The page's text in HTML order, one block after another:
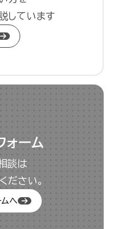
しています
ォーム
談は
ださい。
へ